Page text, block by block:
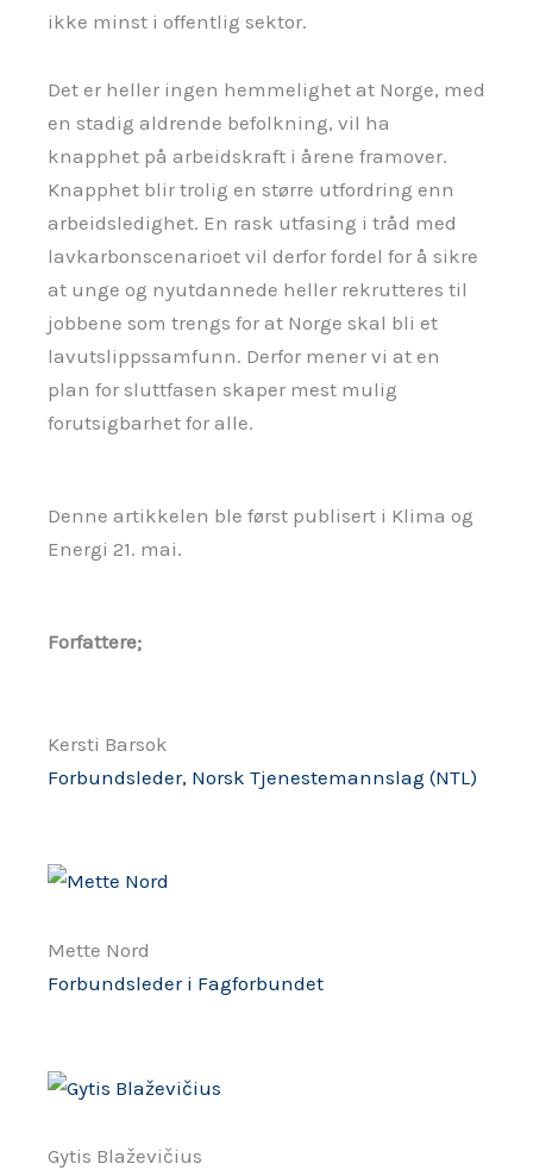
ikke minst i offentlig sektor.
Det er heller ingen hemmelighet at Norge, med
en stadig aldrende befolkning, vil ha
knapphet på arbeidskraft i årene framover.
Knapphet blir trolig en større utfordring enn
arbeidsledighet. En rask utfasing i tråd med
lavkarbonscenarioet vil derfor fordel for å sikre
at unge og nyutdannede heller rekrutteres til
jobbene som trengs for at Norge skal bli et
lavutslippssamfunn. Derfor mener vi at en
plan for sluttfasen skaper mest mulig
forutsigbarhet for alle.
Denne artikkelen ble først publisert i Klima og
Energi 21. mai.
Forfattere;
Kersti Barsok
Forbundsleder, Norsk Tjenestemannslag (NTL)
Mette Nord
Forbundsleder i Fagforbundet
Gytis Blaževičius